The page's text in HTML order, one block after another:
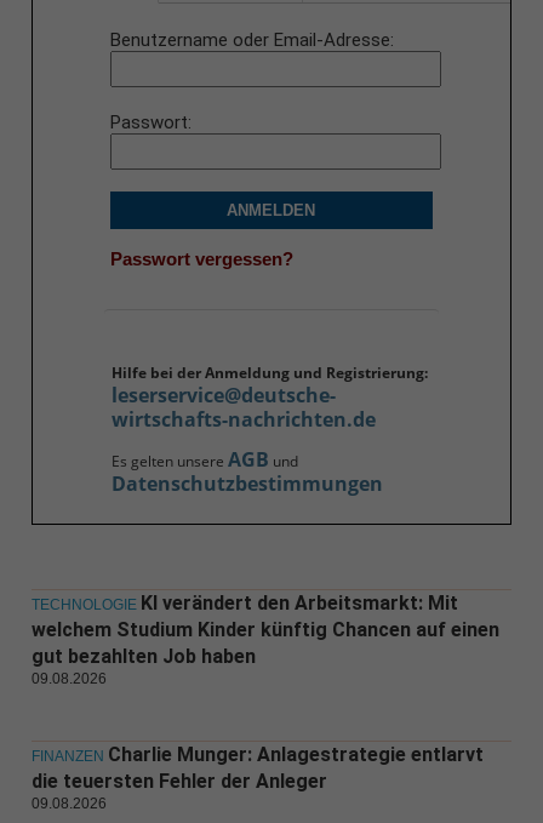
Benutzername oder Email-Adresse
Passwort
ANMELDEN
Passwort vergessen?
Hilfe bei der Anmeldung und Registrierung:
leserservice@deutsche-
wirtschafts-nachrichten.de
Es gelten unsere AGB und
Datenschutzbestimmungen
TECHNOLOGIE KI verändert den Arbeitsmarkt: Mit
welchem Studium Kinder künftig Chancen auf einen
gut bezahlten Job haben
09.08.2026
FINANZEN Charlie Munger: Anlagestrategie entlarvt
die teuersten Fehler der Anleger
09.08.2026